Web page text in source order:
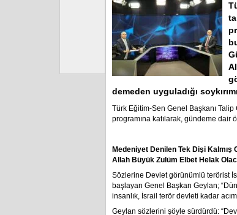
demeden uyguladığı
Türk Eğitim-Sen Genel Başkanı Talip
programına katılarak, gündeme dair
Medeniyet Denilen Tek Dişi
Allah Büyük Zulüm Elbet Helak
Sözlerine Devlet görünümlü terörist
başlayan Genel Başkan Geylan;
insanlık, İsrail terör devleti kadar
Geylan sözlerini şöyle sürdürdü: